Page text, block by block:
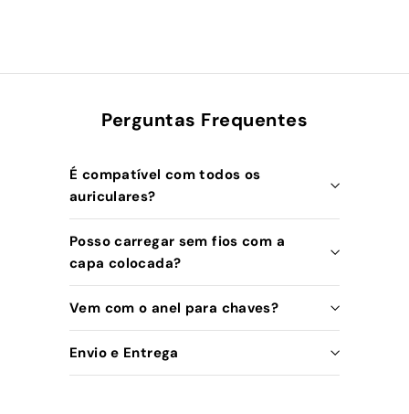
Perguntas Frequentes
É compatível com todos os
auriculares?
Posso carregar sem fios com a
capa colocada?
Vem com o anel para chaves?
Envio e Entrega